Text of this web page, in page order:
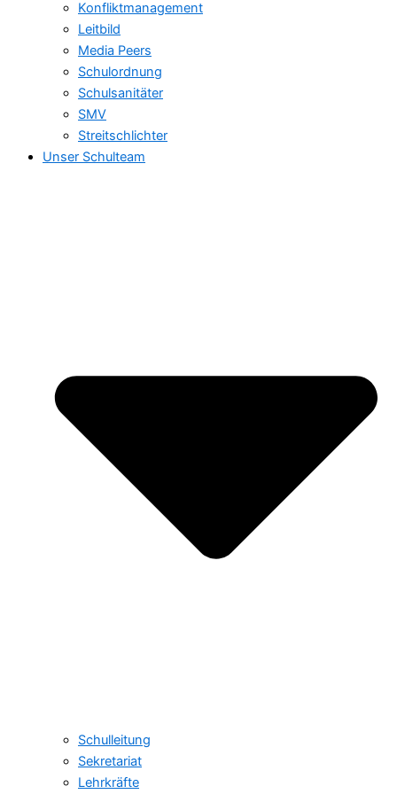
Konfliktmanagement
Leitbild
Media Peers
Schulordnung
Schulsanitäter
SMV
Streitschlichter
Unser Schulteam
Schulleitung
Sekretariat
Lehrkräfte